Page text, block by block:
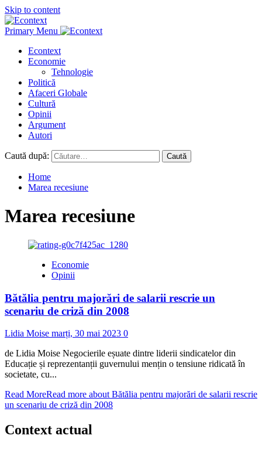
Skip to content
Primary Menu
Econtext
Economie
Tehnologie
Politică
Afaceri Globale
Cultură
Opinii
Argument
Autori
Caută după:
Home
Marea recesiune
Marea recesiune
Economie
Opinii
Bătălia pentru majorări de salarii rescrie un
scenariu de criză din 2008
Lidia Moise marți, 30 mai 2023 0
de Lidia Moise Negocierile eșuate dintre liderii sindicatelor din
Educație și reprezentanții guvernului mențin o tensiune ridicată în
societate, cu...
Read MoreRead more about Bătălia pentru majorări de salarii rescrie
un scenariu de criză din 2008
Context actual